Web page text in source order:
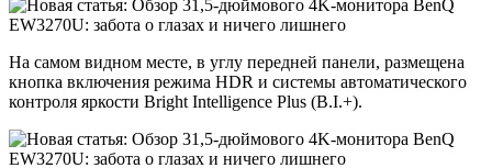
На самом видном месте, в углу передней панели, размещена
кнопка включения режима HDR и системы автоматического
контроля яркости Bright Intelligence Plus (B.I.+).